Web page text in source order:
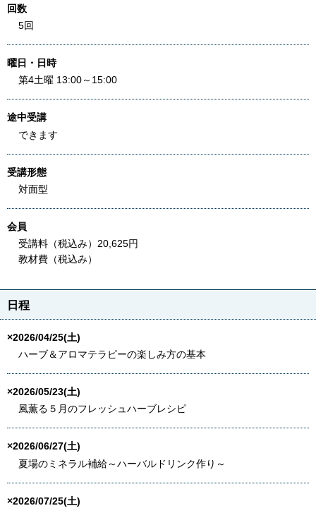
回数
5回
曜日・日時
第4土曜 13:00～15:00
途中受講
できます
受講形態
対面型
会員
受講料（税込み）20,625円
教材費（税込み）
日程
×2026/04/25(土)
ハーブ＆アロマテラピーの楽しみ方の基本
×2026/05/23(土)
風薫る５月のフレッシュハーブレシピ
×2026/06/27(土)
夏場のミネラル補給～ハーバルドリンク作り～
×2026/07/25(土)